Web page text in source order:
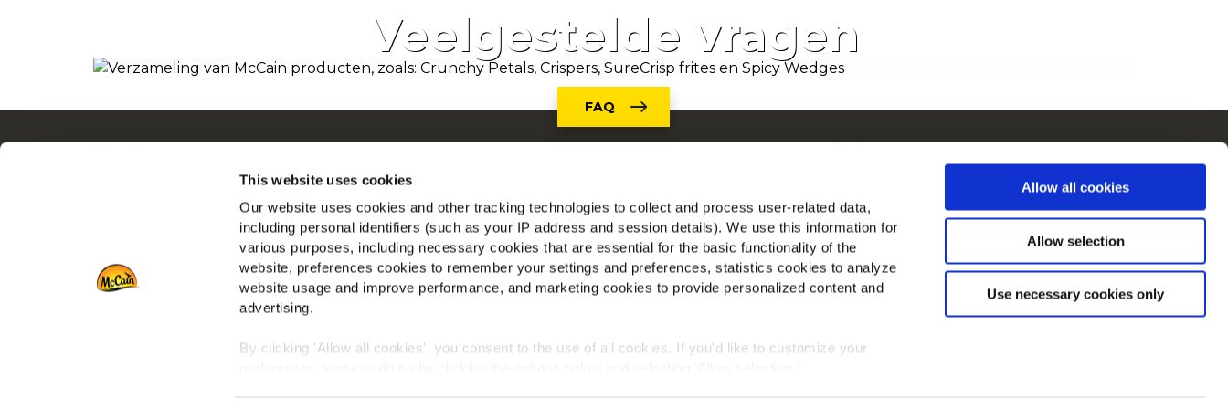
This website uses cookies
Our website uses cookies and other tracking technologies to collect and process user-related data,
including personal identifiers (such as your IP address and session details). We use this information for
various purposes, including necessary cookies that are essential for the basic functionality of the
website, preferences cookies to remember your settings and preferences, statistics cookies to analyze
website usage and improve performance, and marketing cookies to provide personalized content and
advertising.
By clicking 'Allow all cookies', you consent to the use of all cookies. If you'd like to customize your
Allow all cookies
Allow selection
Use necessary cookies only
Veelgestelde vragen
FAQ
Navigatie
Downloads
Over ons
Driven by Our Roots
Banen
Veelgestelde vragen
Dienst
Retail
McCain in Europa
Vind ons op